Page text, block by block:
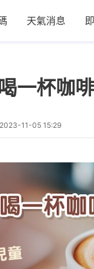
天氣消息
一杯咖
2023-11-05 15:29